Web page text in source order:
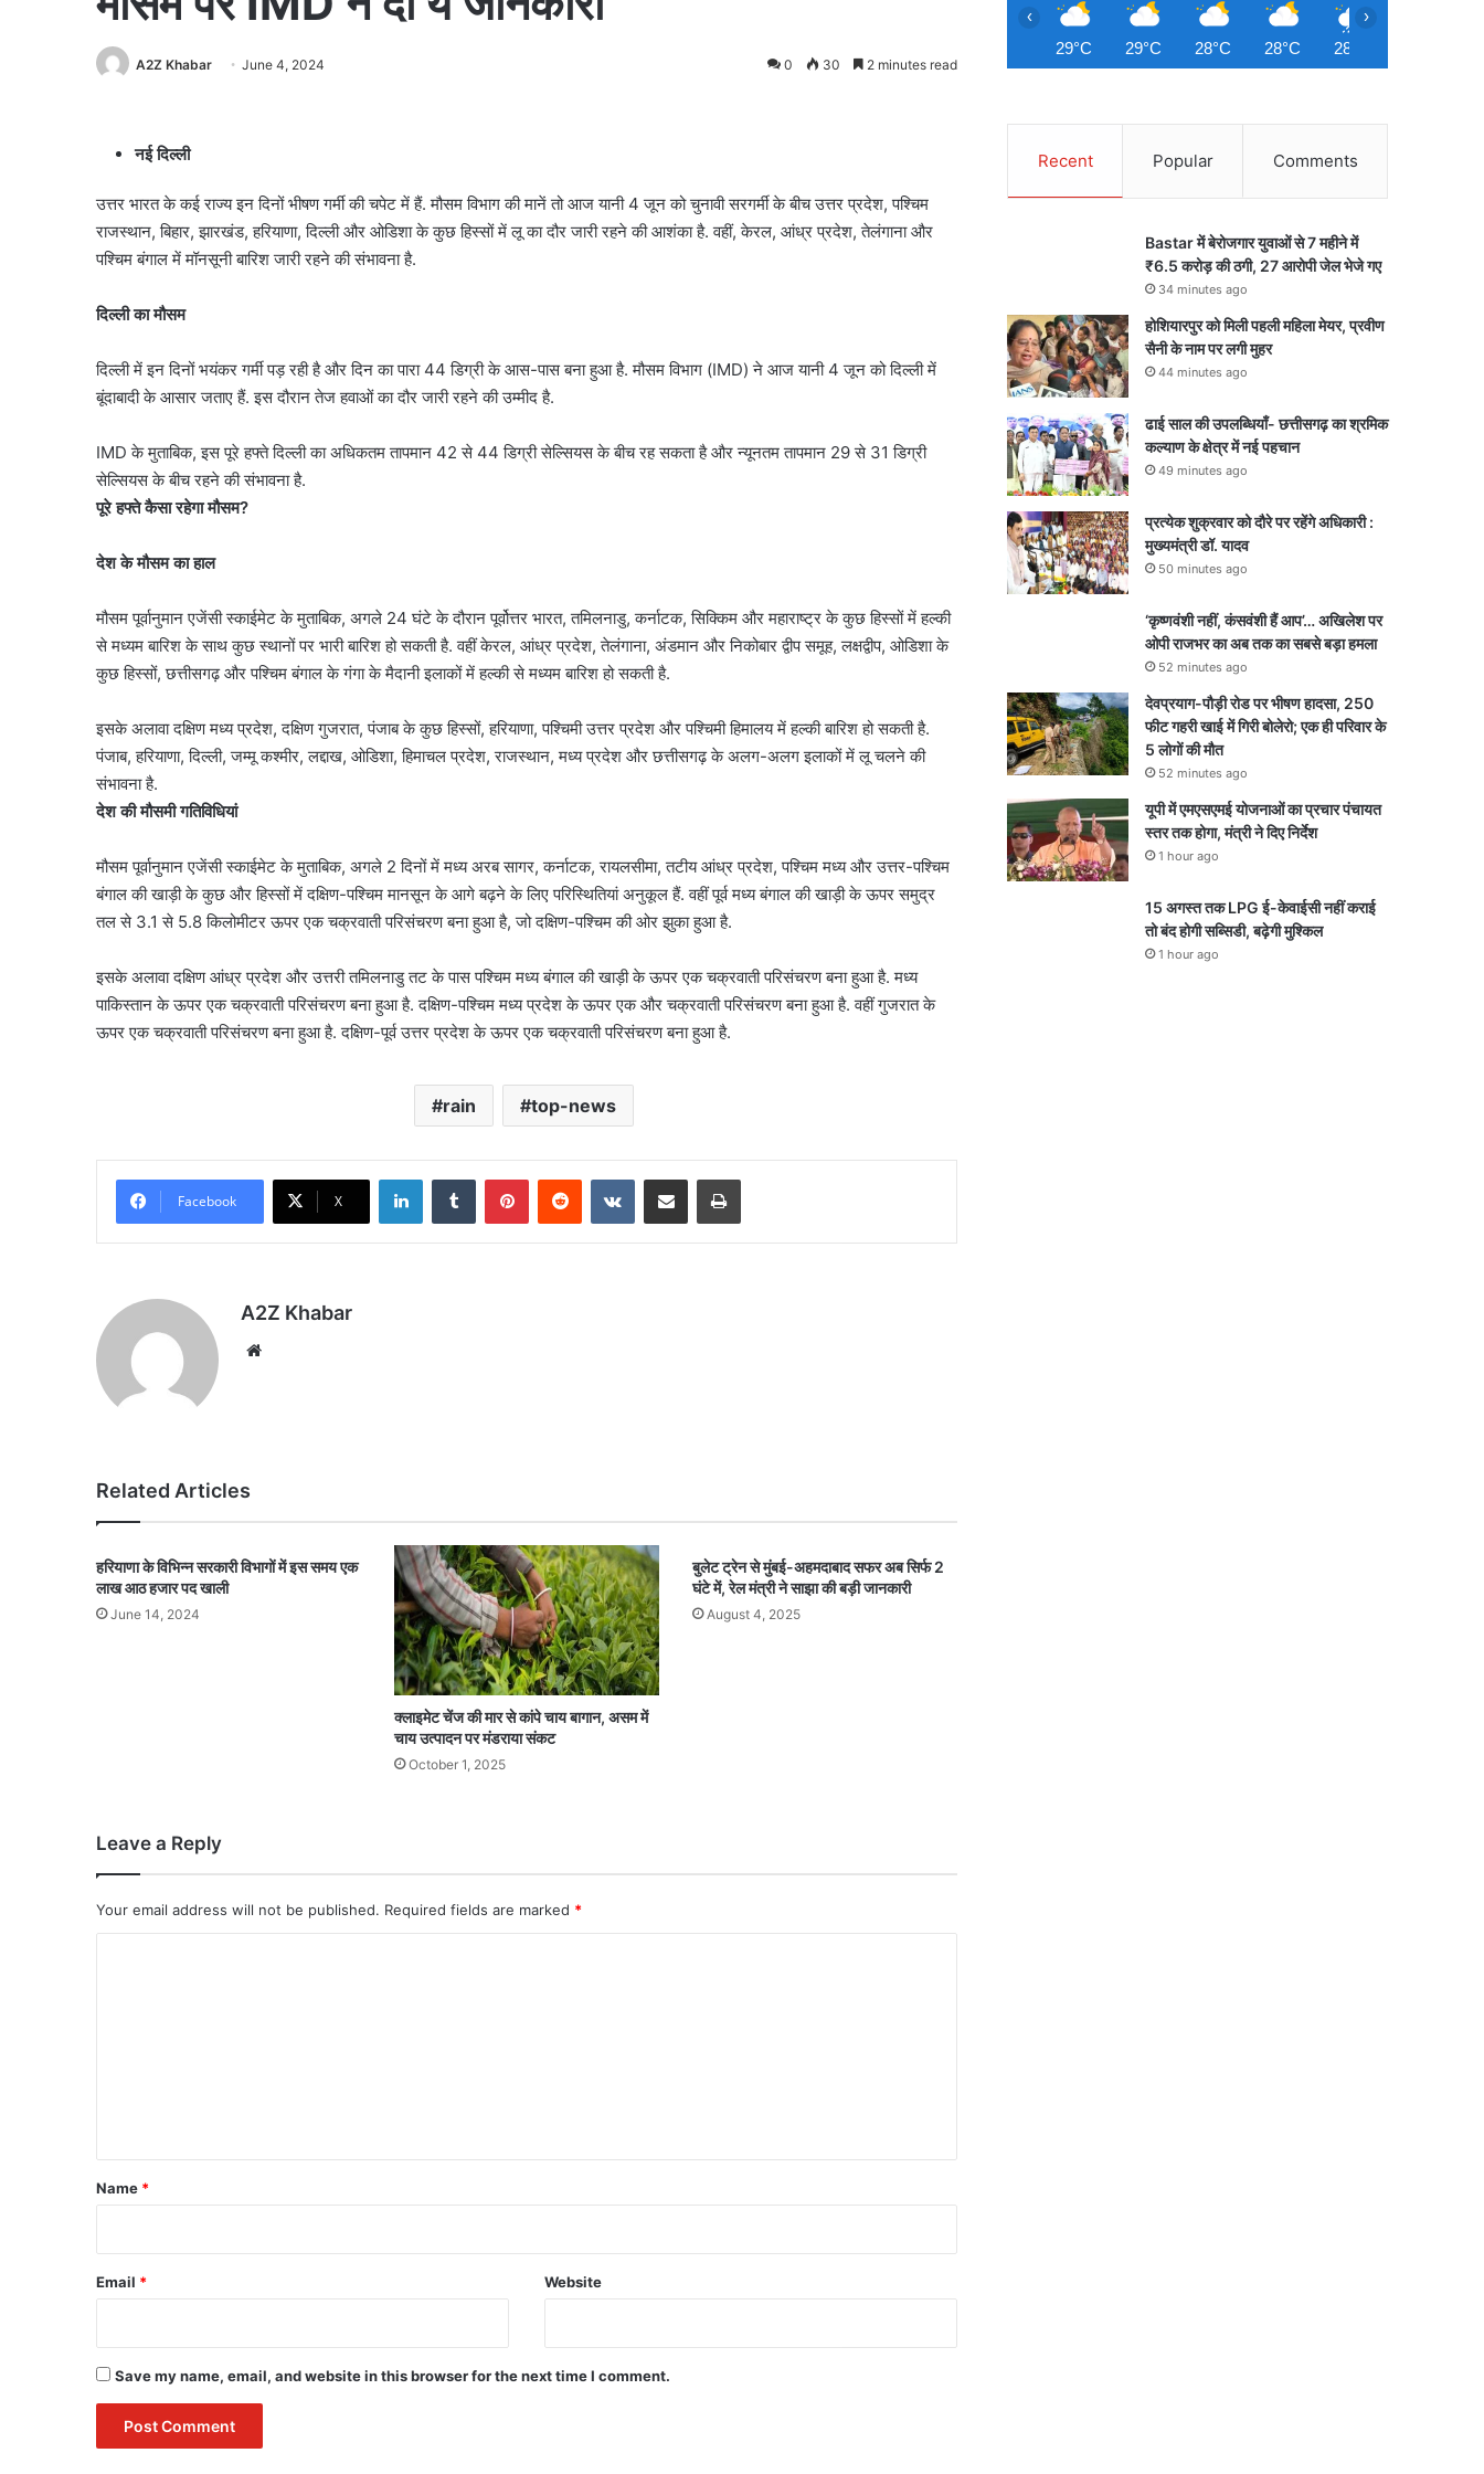
A2Z Khabar June 4, 2024 0 30 2 minutes read
नई दिल्ली
उत्तर भारत के कई राज्य इन दिनों भीषण गर्मी की चपेट में हैं. मौसम विभाग की मानें तो आज यानी 4 जून को चुनावी सरगर्मी के बीच उत्तर प्रदेश, पश्चिम
राजस्थान, बिहार, झारखंड, हरियाणा, दिल्ली और ओडिशा के कुछ हिस्सों में लू का दौर जारी रहने की आशंका है. वहीं, केरल, आंध्र प्रदेश, तेलंगाना और
पश्चिम बंगाल में मॉनसूनी बारिश जारी रहने की संभावना है.
दिल्ली का मौसम
दिल्ली में इन दिनों भयंकर गर्मी पड़ रही है और दिन का पारा 44 डिग्री के आस-पास बना हुआ है. मौसम विभाग (IMD) ने आज यानी 4 जून को दिल्ली में
बूंदाबादी के आसार जताए हैं. इस दौरान तेज हवाओं का दौर जारी रहने की उम्मीद है.
IMD के मुताबिक, इस पूरे हफ्ते दिल्ली का अधिकतम तापमान 42 से 44 डिग्री सेल्सियस के बीच रह सकता है और न्यूनतम तापमान 29 से 31 डिग्री
सेल्सियस के बीच रहने की संभावना है.
पूरे हफ्ते कैसा रहेगा मौसम?
देश के मौसम का हाल
मौसम पूर्वानुमान एजेंसी स्काईमेट के मुताबिक, अगले 24 घंटे के दौरान पूर्वोत्तर भारत, तमिलनाडु, कर्नाटक, सिक्किम और महाराष्ट्र के कुछ हिस्सों में हल्की
से मध्यम बारिश के साथ कुछ स्थानों पर भारी बारिश हो सकती है. वहीं केरल, आंध्र प्रदेश, तेलंगाना, अंडमान और निकोबार द्वीप समूह, लक्षद्वीप, ओडिशा के
कुछ हिस्सों, छत्तीसगढ़ और पश्चिम बंगाल के गंगा के मैदानी इलाकों में हल्की से मध्यम बारिश हो सकती है.
इसके अलावा दक्षिण मध्य प्रदेश, दक्षिण गुजरात, पंजाब के कुछ हिस्सों, हरियाणा, पश्चिमी उत्तर प्रदेश और पश्चिमी हिमालय में हल्की बारिश हो सकती है.
पंजाब, हरियाणा, दिल्ली, जम्मू कश्मीर, लद्दाख, ओडिशा, हिमाचल प्रदेश, राजस्थान, मध्य प्रदेश और छत्तीसगढ़ के अलग-अलग इलाकों में लू चलने की
संभावना है.
देश की मौसमी गतिविधियां
मौसम पूर्वानुमान एजेंसी स्काईमेट के मुताबिक, अगले 2 दिनों में मध्य अरब सागर, कर्नाटक, रायलसीमा, तटीय आंध्र प्रदेश, पश्चिम मध्य और उत्तर-पश्चिम
बंगाल की खाड़ी के कुछ और हिस्सों में दक्षिण-पश्चिम मानसून के आगे बढ़ने के लिए परिस्थितियां अनुकूल हैं. वहीं पूर्व मध्य बंगाल की खाड़ी के ऊपर समुद्र
तल से 3.1 से 5.8 किलोमीटर ऊपर एक चक्रवाती परिसंचरण बना हुआ है, जो दक्षिण-पश्चिम की ओर झुका हुआ है.
इसके अलावा दक्षिण आंध्र प्रदेश और उत्तरी तमिलनाडु तट के पास पश्चिम मध्य बंगाल की खाड़ी के ऊपर एक चक्रवाती परिसंचरण बना हुआ है. मध्य
पाकिस्तान के ऊपर एक चक्रवाती परिसंचरण बना हुआ है. दक्षिण-पश्चिम मध्य प्रदेश के ऊपर एक और चक्रवाती परिसंचरण बना हुआ है. वहीं गुजरात के
ऊपर एक चक्रवाती परिसंचरण बना हुआ है. दक्षिण-पूर्व उत्तर प्रदेश के ऊपर एक चक्रवाती परिसंचरण बना हुआ है.
rain top-news
Facebook X
LinkedInTumblr PinterestReddit VKontakteShare via Email Print
A2Z Khabar
Related Articles
हरियाणा के विभिन्न सरकारी विभागों में इस समय एक
लाख आठ हजार पद खाली
June 14, 2024
क्लाइमेट चेंज की मार से कांपे चाय बागान, असम में
चाय उत्पादन पर मंडराया संकट
October 1, 2025
बुलेट ट्रेन से मुंबई-अहमदाबाद सफर अब सिर्फ 2
घंटे में, रेल मंत्री ने साझा की बड़ी जानकारी
August 4, 2025
Leave a Reply
Your email address will not be published. Required fields are marked *
*
Name *
Email * Website
Save my name, email, and website in this browser for the next time I comment.
29°C 29°C 28°C 28°C 28°C
‹ ›
Recent Popular Comments
Bastar में बेरोजगार युवाओं से 7 महीने में
₹6.5 करोड़ की ठगी, 27 आरोपी जेल भेजे गए
34 minutes ago
होशियारपुर को मिली पहली महिला मेयर, प्रवीण
सैनी के नाम पर लगी मुहर
44 minutes ago
ढाई साल की उपलब्धियाँ- छत्तीसगढ़ का श्रमिक
कल्याण के क्षेत्र में नई पहचान
49 minutes ago
प्रत्येक शुक्रवार को दौरे पर रहेंगे अधिकारी :
मुख्यमंत्री डॉ. यादव
50 minutes ago
‘कृष्णवंशी नहीं, कंसवंशी हैं आप’… अखिलेश पर
ओपी राजभर का अब तक का सबसे बड़ा हमला
52 minutes ago
देवप्रयाग-पौड़ी रोड पर भीषण हादसा, 250
फीट गहरी खाई में गिरी बोलेरो; एक ही परिवार के
5 लोगों की मौत
52 minutes ago
यूपी में एमएसएमई योजनाओं का प्रचार पंचायत
स्तर तक होगा, मंत्री ने दिए निर्देश
1 hour ago
15 अगस्त तक LPG ई-केवाईसी नहीं कराई
तो बंद होगी सब्सिडी, बढ़ेगी मुश्किल
1 hour ago